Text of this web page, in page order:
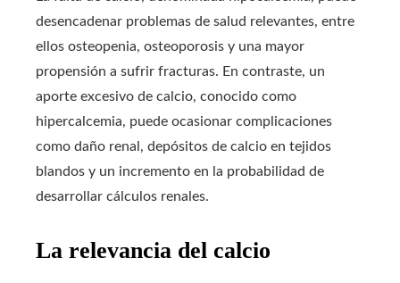
desencadenar problemas de salud relevantes, entre
ellos osteopenia, osteoporosis y una mayor
propensión a sufrir fracturas. En contraste, un
aporte excesivo de calcio, conocido como
hipercalcemia, puede ocasionar complicaciones
como daño renal, depósitos de calcio en tejidos
blandos y un incremento en la probabilidad de
desarrollar cálculos renales.
La relevancia del calcio